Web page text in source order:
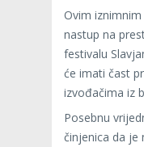
Ovim
nastup na
festivalu
će imati čast
izvođačima iz
Posebnu
činjenica da je